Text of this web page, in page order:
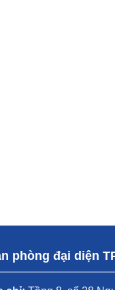
phòng đại diện